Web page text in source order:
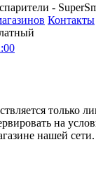
-
Контакты
только
на
нашей сети.